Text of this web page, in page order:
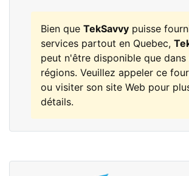
Bien que TekSavvy puisse
services partout en Quebec,
peut n'être disponible que
régions. Veuillez appeler ce
ou visiter son site Web pour
détails.